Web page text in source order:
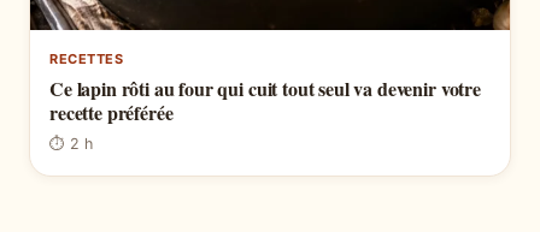
RECETTES
Ce lapin rôti au four qui cuit tout seul va devenir votre
recette préférée
⏱ 2 h